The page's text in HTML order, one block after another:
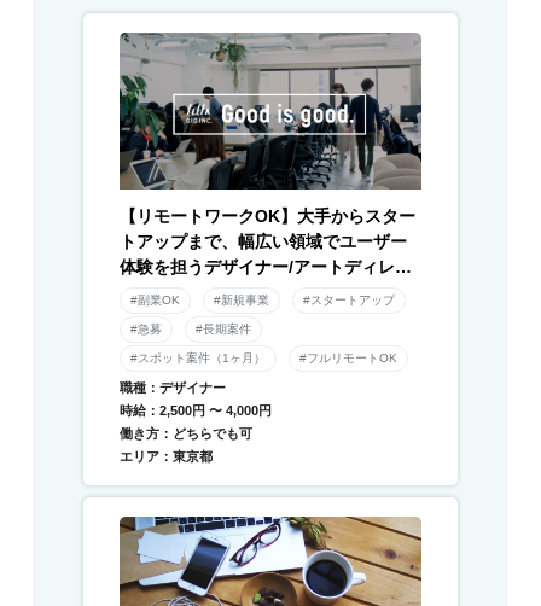
【リモートワークOK】大手からスター
トアップまで、幅広い領域でユーザー
体験を担うデザイナー/アートディレク
ター募集！
#副業OK #新規事業 #スタートアップ
#急募 #長期案件
#スポット案件（1ヶ月） #フルリモートOK
職種：デザイナー
時給：2,500円 〜 4,000円
働き方：どちらでも可
エリア：東京都